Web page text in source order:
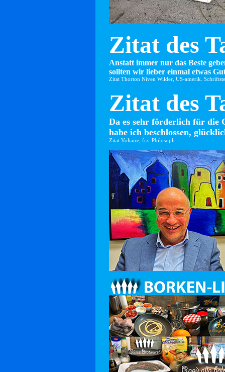
Zitat des
Anstatt immer nur das Beste
sollten wir lieber einmal etwas
Zitat Thorton Niven Wilder, US-amerik.
Zitat des
Da es sehr förderlich für die
habe ich beschlossen,
Zitat Voltaire, frz. Philosoph